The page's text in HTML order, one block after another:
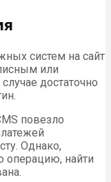
систем на сайт
или
достаточно
повезло
Однако,
операцию, найти